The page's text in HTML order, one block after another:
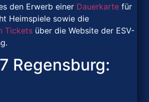
den Erwerb einer Dauerkarte für
Heimspiele sowie die
Tickets über die Website der ESV-
Regensburg: